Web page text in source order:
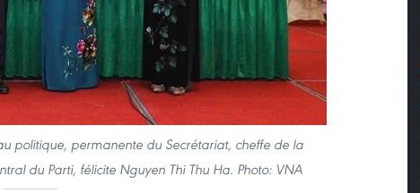
politique, permanente du Secrétariat, cheffe de la
du Parti, félicite Nguyen Thi Thu Ha. Photo: VNA